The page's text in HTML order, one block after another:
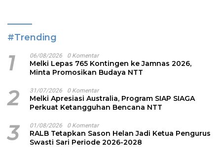
#Trending
1 06/08/2026 0 Komentar
Melki Lepas 765 Kontingen ke Jamnas 2026,
Minta Promosikan Budaya NTT
2 31/07/2026 0 Komentar
Melki Apresiasi Australia, Program SIAP SIAGA
Perkuat Ketangguhan Bencana NTT
3 01/08/2026 0 Komentar
RALB Tetapkan Sason Helan Jadi Ketua Pengurus
Swasti Sari Periode 2026-2028